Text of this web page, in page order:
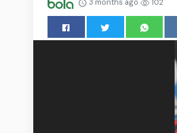
3 months ago 102